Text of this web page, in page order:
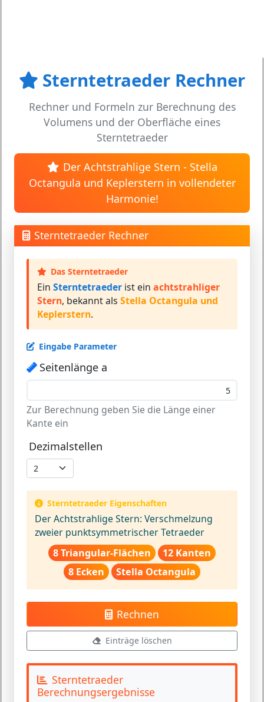
Sterntetraeder Rechner
Rechner und Formeln zur Berechnung des
Volumens und der Oberfläche eines
Sterntetraeder
Der Achtstrahlige Stern - Stella
Octangula und Keplerstern in vollendeter
Harmonie!
Sterntetraeder Rechner
Das Sterntetraeder
Ein Sterntetraeder ist ein achtstrahliger
Stern, bekannt als Stella Octangula und
Keplerstern.
Eingabe Parameter
Seitenlänge a
Zur Berechnung geben Sie die Länge einer
Kante ein
Dezimalstellen
Sterntetraeder Eigenschaften
Der Achtstrahlige Stern: Verschmelzung
zweier punktsymmetrischer Tetraeder
8 Triangular-Flächen
12 Kanten
8 Ecken
Stella Octangula
Rechnen
Einträge löschen
Sterntetraeder
Berechnungsergebnisse